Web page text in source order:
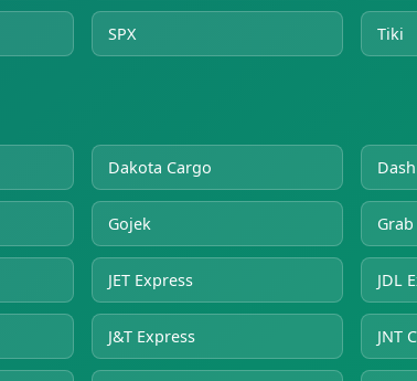
SPX Tiki
Dakota Cargo
Gojek
JET Express JDL
J&T Express JNT